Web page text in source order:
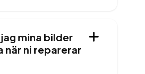
mina bilder
när ni reparerar